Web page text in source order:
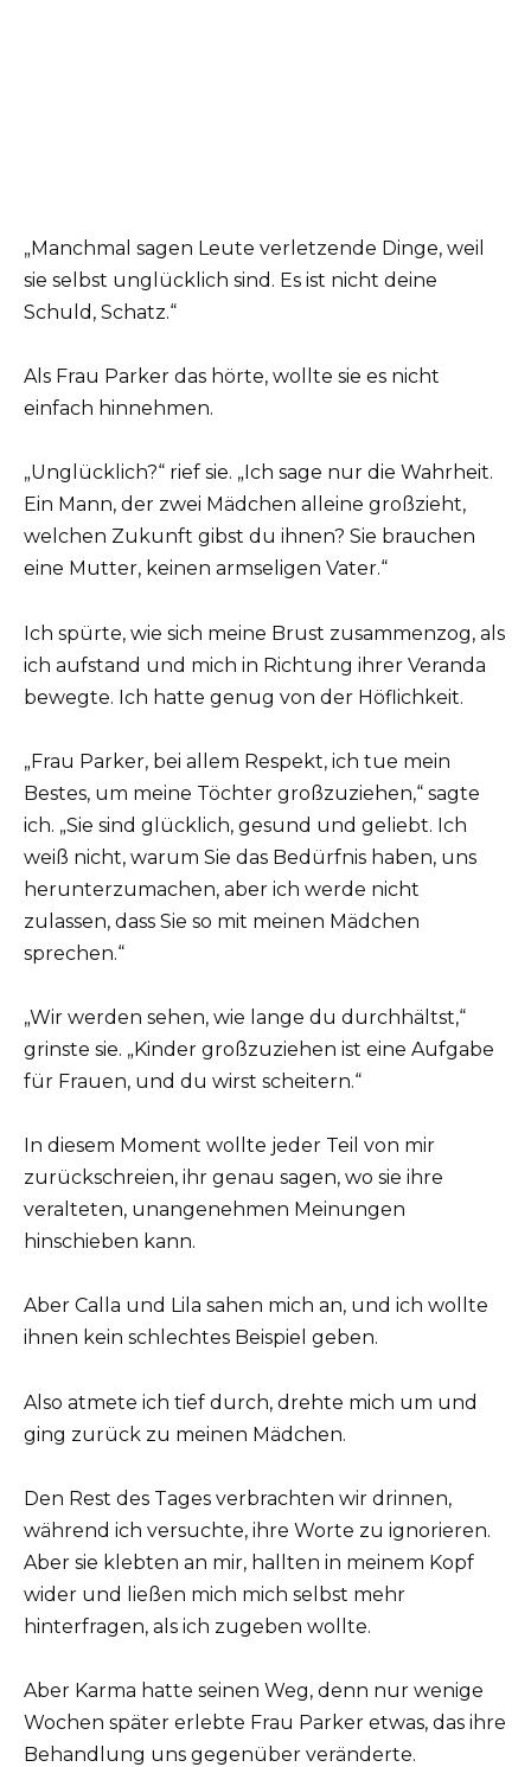
„Manchmal sagen Leute verletzende Dinge, weil
sie selbst unglücklich sind. Es ist nicht deine
Schuld, Schatz.“
Als Frau Parker das hörte, wollte sie es nicht
einfach hinnehmen.
„Unglücklich?“ rief sie. „Ich sage nur die Wahrheit.
Ein Mann, der zwei Mädchen alleine großzieht,
welchen Zukunft gibst du ihnen? Sie brauchen
eine Mutter, keinen armseligen Vater.“
Ich spürte, wie sich meine Brust zusammenzog, als
ich aufstand und mich in Richtung ihrer Veranda
bewegte. Ich hatte genug von der Höflichkeit.
„Frau Parker, bei allem Respekt, ich tue mein
Bestes, um meine Töchter großzuziehen,“ sagte
ich. „Sie sind glücklich, gesund und geliebt. Ich
weiß nicht, warum Sie das Bedürfnis haben, uns
herunterzumachen, aber ich werde nicht
zulassen, dass Sie so mit meinen Mädchen
sprechen.“
„Wir werden sehen, wie lange du durchhältst,“
grinste sie. „Kinder großzuziehen ist eine Aufgabe
für Frauen, und du wirst scheitern.“
In diesem Moment wollte jeder Teil von mir
zurückschreien, ihr genau sagen, wo sie ihre
veralteten, unangenehmen Meinungen
hinschieben kann.
Aber Calla und Lila sahen mich an, und ich wollte
ihnen kein schlechtes Beispiel geben.
Also atmete ich tief durch, drehte mich um und
ging zurück zu meinen Mädchen.
Den Rest des Tages verbrachten wir drinnen,
während ich versuchte, ihre Worte zu ignorieren.
Aber sie klebten an mir, hallten in meinem Kopf
wider und ließen mich mich selbst mehr
hinterfragen, als ich zugeben wollte.
Aber Karma hatte seinen Weg, denn nur wenige
Wochen später erlebte Frau Parker etwas, das ihre
Behandlung uns gegenüber veränderte.